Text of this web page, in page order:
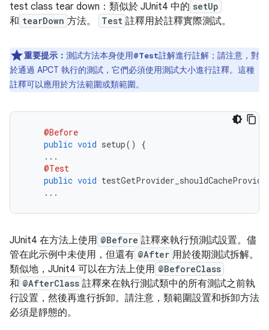
test class tear down：類似於 JUnit4 中的 setUp
和 tearDown 方法。 Test 註釋用於註釋實際測試。
重要提示： 測試方法本身使用@Test註解進行註解；請注意，對
於通過 APCT 執行的測試，它們必須使用測試大小進行註釋。這種
註釋可以應用於方法範圍或類範圍。
@Before
public void setup()
{
...
@Test
public void
...
JUnit4 在方法上使用 @Before 註釋來執行預測試設置。儘
管在此示例中未使用，但還有 @After 用於後期測試拆解。
類似地，JUnit4 可以在方法上使用 @BeforeClass
和 @AfterClass 註釋來在執行測試類中的所有測試之前執
行設置，然後再進行拆卸。請注意，類範圍設置和拆卸方法
必須是靜態的。